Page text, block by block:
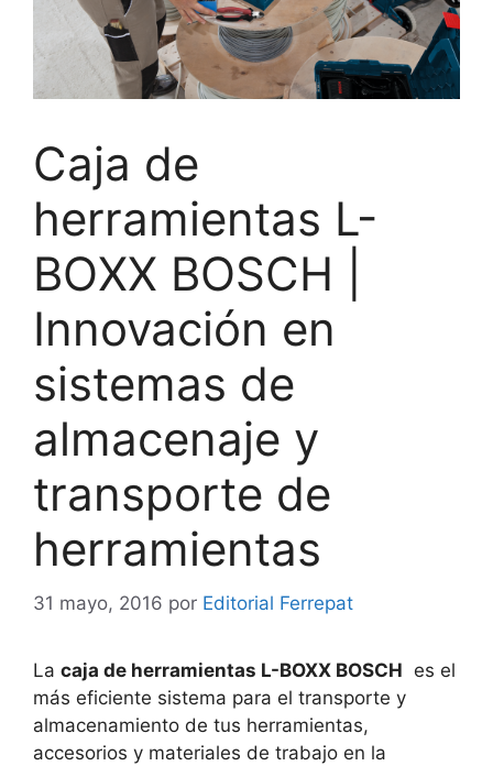
Caja de
herramientas L-
BOXX BOSCH |
Innovación en
sistemas de
almacenaje y
transporte de
herramientas
31 mayo, 2016 por Editorial Ferrepat
La caja de herramientas L-BOXX BOSCH es el
más eficiente sistema para el transporte y
almacenamiento de tus herramientas,
accesorios y materiales de trabajo en la